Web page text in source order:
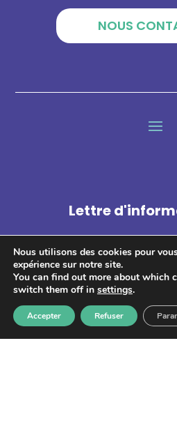
NOUS
Lettre
enregistrées et transmises à GPS pour
Nous utilisons des cookies pour
expérience sur notre site.
You can find out more about which
switch them off in settings.
Accepter Refuser